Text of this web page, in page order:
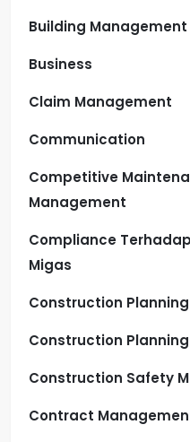
Building Management
Business
Claim Management
Communication
Competitive
Management
Compliance
Migas
Construction Planning
Construction
Construction Safety
Contract